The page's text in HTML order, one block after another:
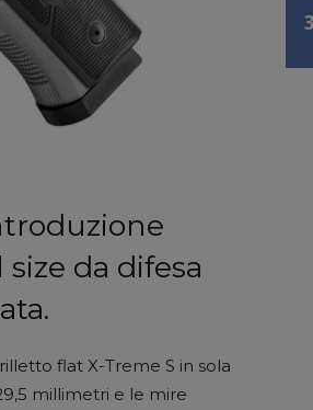
da difesa
flat X-Treme S in sola
millimetri e le mire